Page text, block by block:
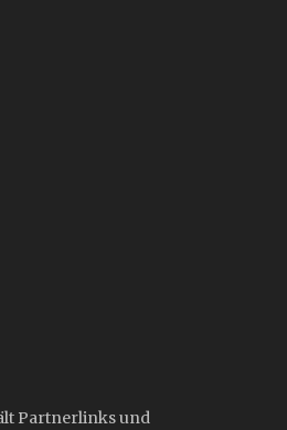
Partnerlinks und